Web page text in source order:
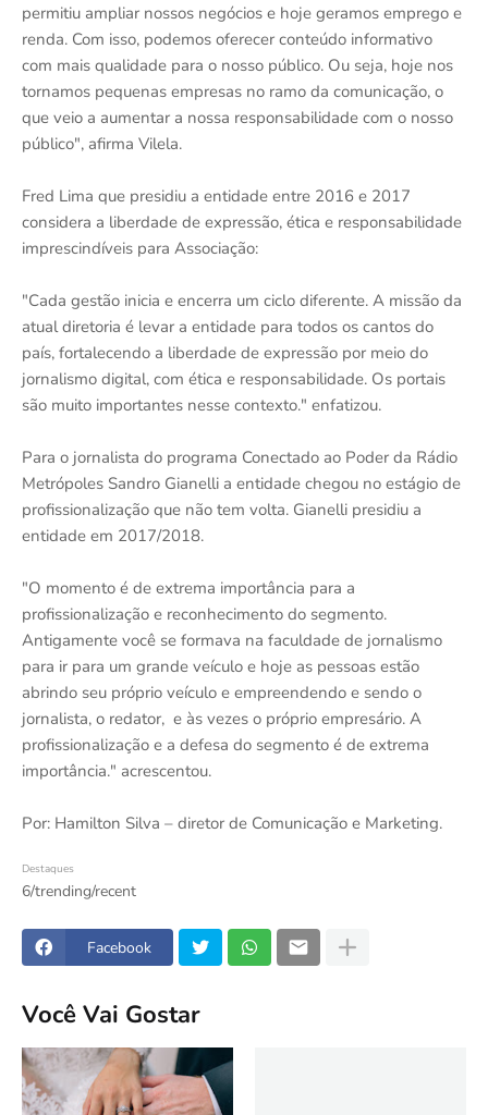
permitiu ampliar nossos negócios e hoje geramos emprego e
renda. Com isso, podemos oferecer conteúdo informativo
com mais qualidade para o nosso público. Ou seja, hoje nos
tornamos pequenas empresas no ramo da comunicação, o
que veio a aumentar a nossa responsabilidade com o nosso
público", afirma Vilela.
Fred Lima que presidiu a entidade entre 2016 e 2017
considera a liberdade de expressão, ética e responsabilidade
imprescindíveis para Associação:
"Cada gestão inicia e encerra um ciclo diferente. A missão da
atual diretoria é levar a entidade para todos os cantos do
país, fortalecendo a liberdade de expressão por meio do
jornalismo digital, com ética e responsabilidade. Os portais
são muito importantes nesse contexto." enfatizou.
Para o jornalista do programa Conectado ao Poder da Rádio
Metrópoles Sandro Gianelli a entidade chegou no estágio de
profissionalização que não tem volta. Gianelli presidiu a
entidade em 2017/2018.
"O momento é de extrema importância para a
profissionalização e reconhecimento do segmento.
Antigamente você se formava na faculdade de jornalismo
para ir para um grande veículo e hoje as pessoas estão
abrindo seu próprio veículo e empreendendo e sendo o
jornalista, o redator, e às vezes o próprio empresário. A
profissionalização e a defesa do segmento é de extrema
importância." acrescentou.
Por: Hamilton Silva – diretor de Comunicação e Marketing.
Destaques
6/trending/recent
Facebook
Você Vai Gostar